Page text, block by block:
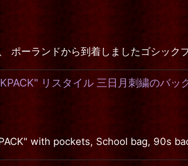
ポーランドから到着しましたゴシッ
リスタイル 三日月刺繍のバッ
with pockets, School bag, 90s